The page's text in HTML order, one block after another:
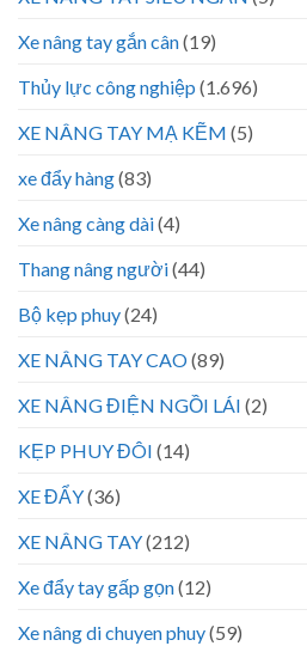
Xe nâng tay gắn cân(19)
Thủy lực công nghiệp (1.696)
XE NÂNG TAY MẠ KẼM (5)
xe đẩy hàng(83)
Xe nâng càng dài(4)
Thang nâng người(44)
Bộ kẹp phuy(24)
XE NÂNG TAY CAO(89)
XE NÂNG ĐIỆN NGỒI LÁI (2)
KẸP PHUY ĐÔI (14)
XE ĐẨY(36)
XE NÂNG TAY(212)
Xe đẩy tay gấp gọn(12)
Xe nâng di chuyen phuy(59)